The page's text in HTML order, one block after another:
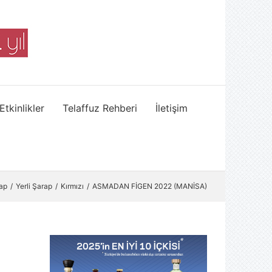
Telaffuz Rehberi İletişim
Yerli Şarap Kırmızı ASMADAN FİGEN 2022 (MANİSA)